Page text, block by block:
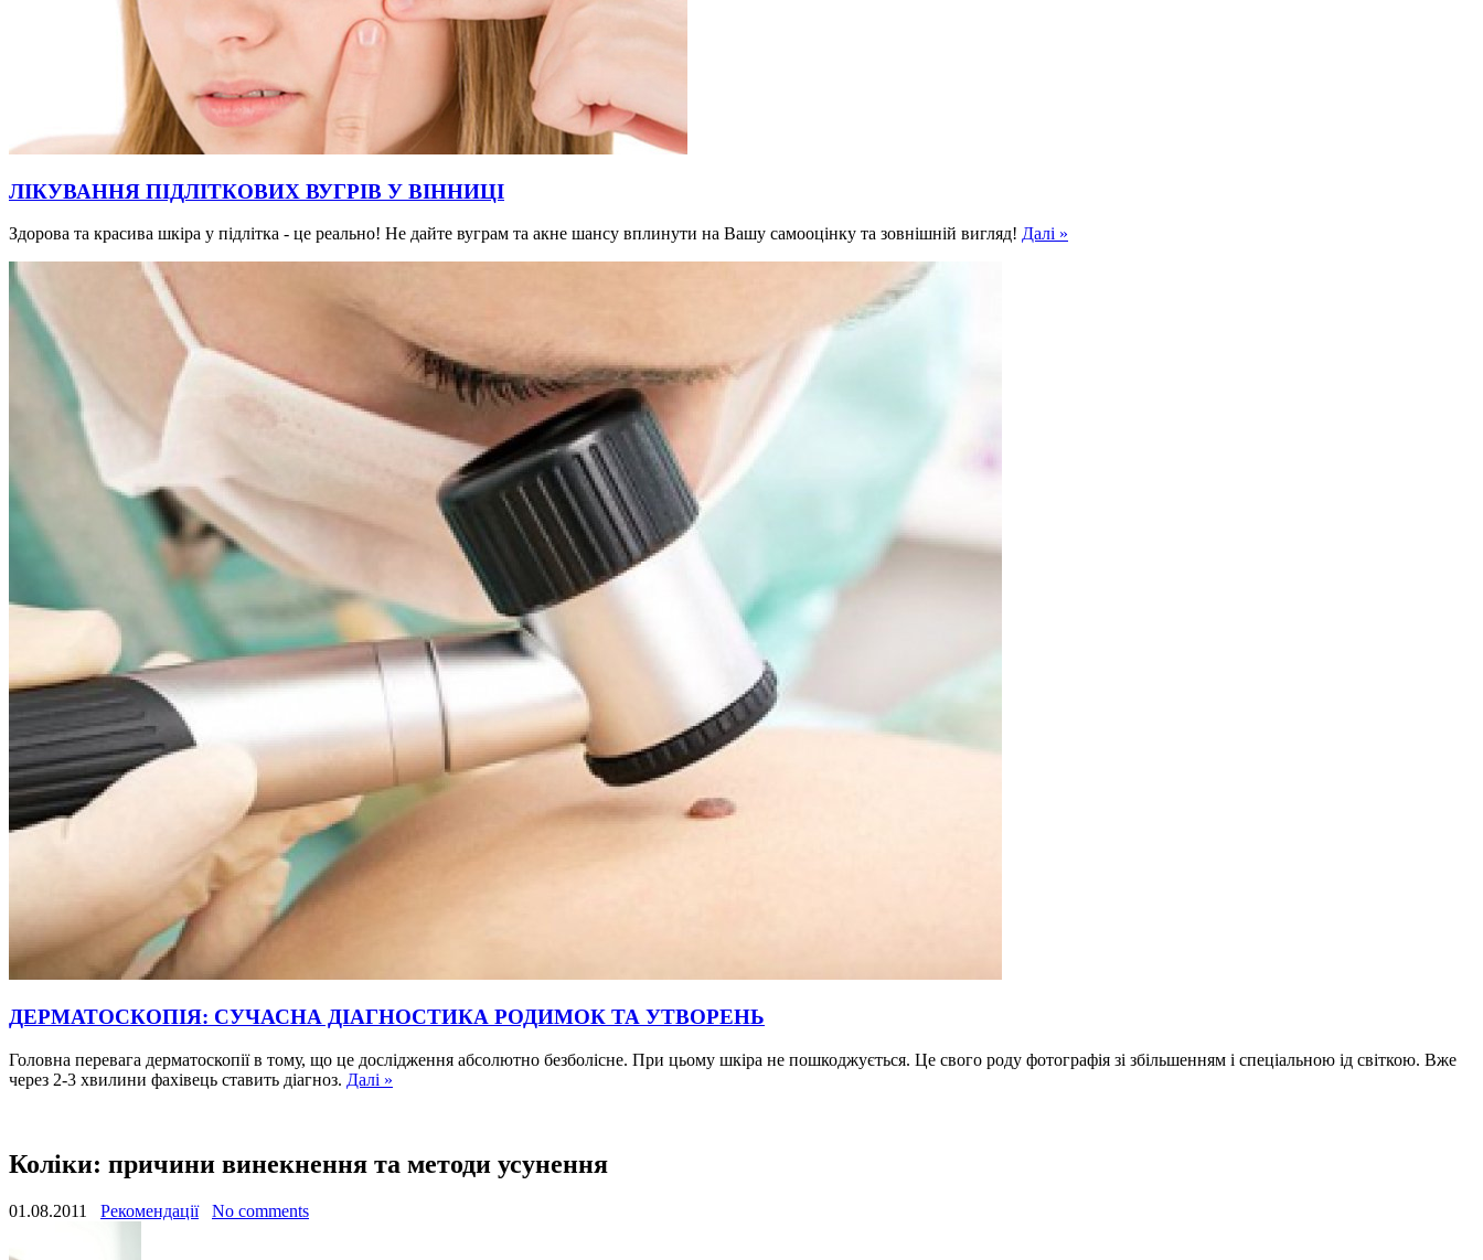
ЛІКУВАННЯ ПІДЛІТКОВИХ ВУГРІВ У ВІННИЦІ
Здорова та красива шкіра у підлітка - це реально! Не дайте вуграм та акне шансу вплинути на Вашу самооцінку та зовнішній вигляд! Далі »
ДЕРМАТОСКОПІЯ: СУЧАСНА ДІАГНОСТИКА РОДИМОК ТА УТВОРЕНЬ
Головна перевага дерматоскопії в тому, що це дослідження абсолютно безболісне. При цьому шкіра не пошкоджується. Це свого роду фотографія зі збільшенням і спеціальною ід світкою. Вже
через 2-3 хвилини фахівець ставить діагноз. Далі »
Коліки: причини винекнення та методи усунення
01.08.2011 Рекомендації No comments